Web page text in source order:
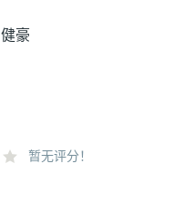
健豪
暂无评分！